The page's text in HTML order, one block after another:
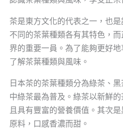
茶是東方文化的代表之一，也
不同的茶葉種類各有其特色，
界的重要一員。為了能夠更好
了解茶葉種類與風味。
日本茶的茶葉種類分為綠茶、
中綠茶最為普及。綠茶以新鮮
且具有豐富的營養價值。其次
原料，口感香濃而甜。